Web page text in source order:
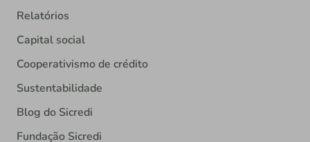
Relatórios
Capital social
Cooperativismo de crédito
Sustentabilidade
Blog do Sicredi
Fundação Sicredi